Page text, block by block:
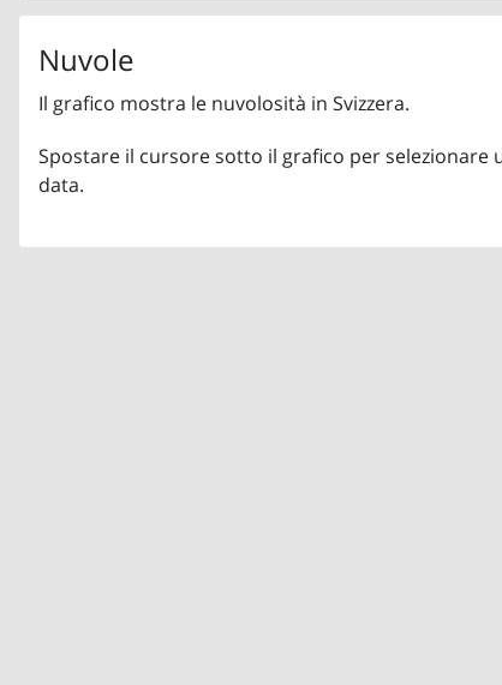
Nuvole
Il grafico mostra le nuvolosità in Svizzera.
Spostare il cursore sotto il grafico per selezionare
data.